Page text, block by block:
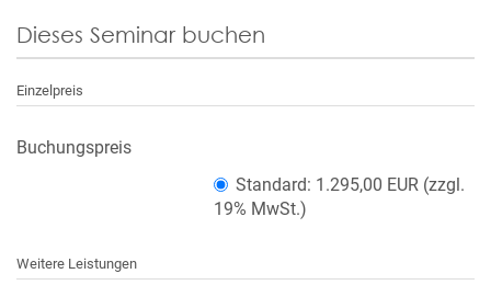
Dieses Seminar buchen
Einzelpreis
Buchungspreis
Standard: 1.295,00 EUR (zzgl.
19% MwSt.)
Weitere Leistungen